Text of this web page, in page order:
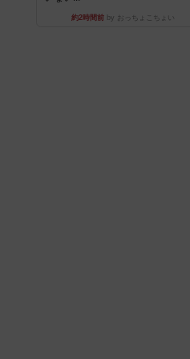
約2時間前by おっちょこちょい